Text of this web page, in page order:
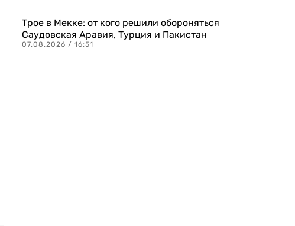
Трое в Мекке: от кого решили обороняться
Саудовская Аравия, Турция и Пакистан
07.08.2026 / 16:51